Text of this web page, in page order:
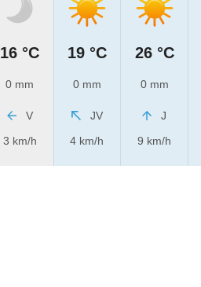
16 °C
0 mm
V
3 km/h
19 °C
0 mm
JV
4 km/h
26 °C
0 mm
J
9 km/h